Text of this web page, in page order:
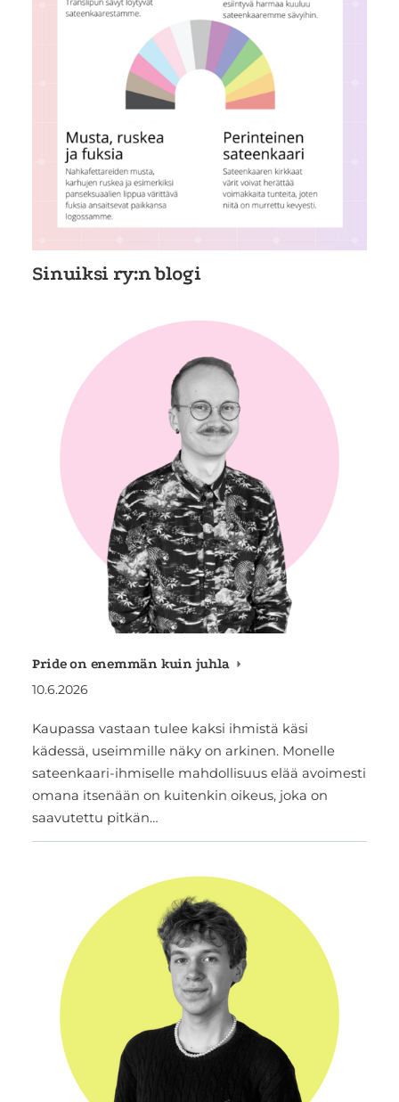
Sinuiksi ry:n blogi
Pride on enemmän kuin juhla
10.6.2026
Kaupassa vastaan tulee kaksi ihmistä käsi
kädessä, useimmille näky on arkinen. Monelle
sateenkaari-ihmiselle mahdollisuus elää avoimesti
omana itsenään on kuitenkin oikeus, joka on
saavutettu pitkän…